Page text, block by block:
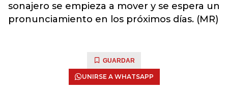
sonajero se empieza a mover y se espera un
pronunciamiento en los próximos días. (MR)
GUARDAR
UNIRSE A WHATSAPP